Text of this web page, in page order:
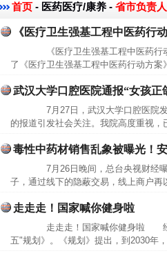
首页 - 医药医疗/康养 - 省市负责
《医疗卫生强基工程中医药行
《医疗卫生强基工程中医药行
了《医疗卫生强基工程中医药行动方
武汉大学口腔医院通报“女孩正
7月27日，武汉大学口腔医院
的报道引发社会关注。我院高度重视
毒性中药材销售乱象被曝光！
7月26日晚间，总台央视财经曝
子，通过线下的隐蔽交易，线上商户
走走走！国家喊你健身啦
走走走！国家喊你健身啦 经国
五"规划》。《规划》提出，到2030